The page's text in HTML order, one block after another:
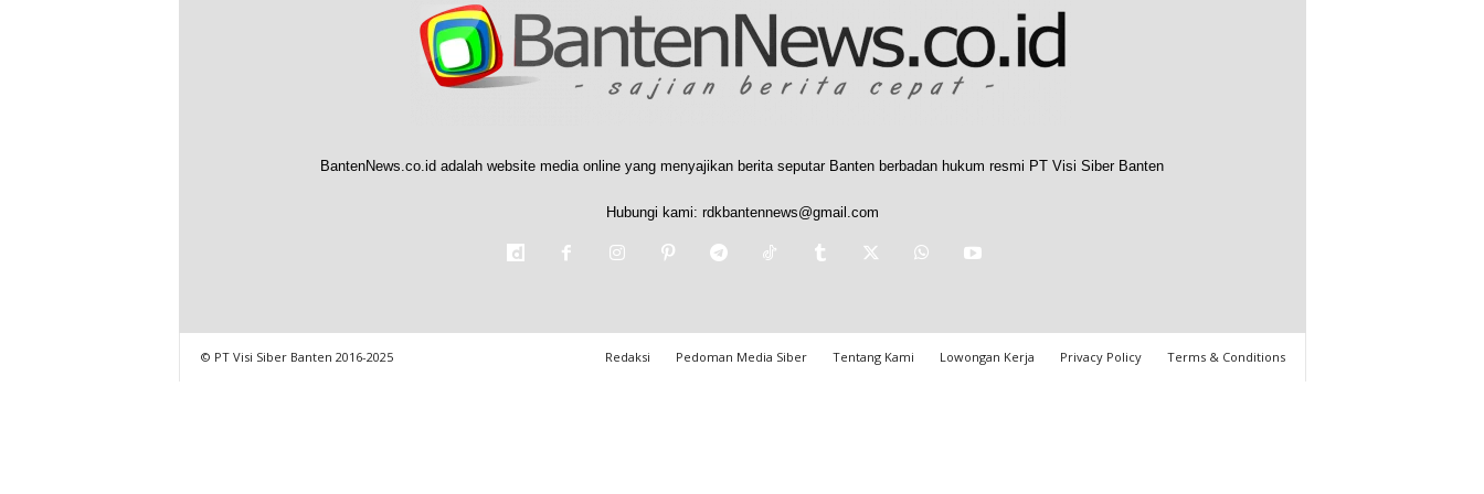
BantenNews.co.id adalah website media online yang menyajikan berita seputar Banten berbadan hukum resmi PT Visi Siber Banten
Hubungi kami: rdkbantennews@gmail.com
Redaksi Pedoman Media Siber Tentang Kami Lowongan Kerja Privacy Policy Terms & Conditions
© PT Visi Siber Banten 2016-2025